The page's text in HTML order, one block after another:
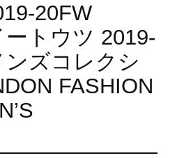
20FW
ートウツ 2019-
ンズコレクシ
FASHION